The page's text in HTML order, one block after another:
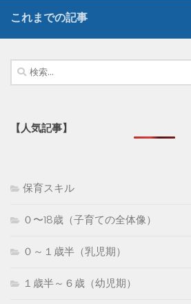
これまでの記事
検
索:
【人気記事】
保育スキル
０〜18歳（子育ての全体像）
０～１歳半（乳児期）
１歳半～６歳（幼児期）